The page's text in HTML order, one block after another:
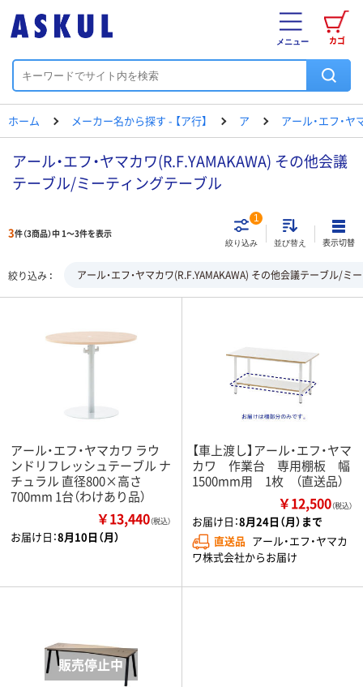
カゴ
メニュー
ホーム メーカー名から探す - 【ア行】 ア アール・エフ・ヤ
アール・エフ・ヤマカワ(R.F.YAMAKAWA) その他会議
テーブル/ミーティングテーブル
3件（3商品）中 1～3件を表示
絞り込み
1
並び替え 表示切替
絞り込み アール・エフ・ヤマカワ(R.F.YAMAKAWA) その他会議テーブル/ミ
アール・エフ・ヤマカワ ラウ
ンドリフレッシュテーブル ナ
チュラル 直径800×高さ
700mm 1台（わけあり品）
￥13,440（税込）
お届け日：8月10日（月）
【車上渡し】アール・エフ・ヤマ
カワ 作業台 専用棚板 幅
1500mm用 1枚 （直送品）
￥12,500（税込）
お届け日：8月24日（月）まで
直送品 アール・エフ・ヤマカ
ワ株式会社からお届け